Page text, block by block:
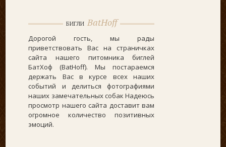
БИГЛИ BatHoff
Дорогой гость, мы рады
приветствовать Вас на страничках
сайта нашего питомника биглей
БатХоф (BatHoff). Мы постараемся
держать Вас в курсе всех наших
событий и делиться фотографиями
наших замечательных собак Надеюсь
просмотр нашего сайта доставит вам
огромное количество позитивных
эмоций.